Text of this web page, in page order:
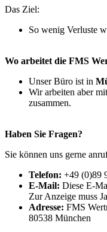
Das Ziel:
So wenig Verluste
Wo arbeitet die FMS
Unser Büro ist in
Wir arbeiten aber
zusammen.
Haben Sie Fragen?
Sie können uns gerne
Telefon: +49 (0)89
E-Mail: Diese E-
Zur Anzeige muss
Adresse: FMS
80538 München